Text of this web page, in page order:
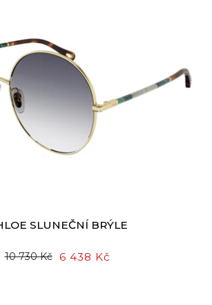
SLUNEČNÍ BRÝLE
10 730 Kč 6 438 Kč